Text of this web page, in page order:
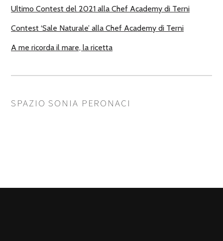
Ultimo Contest del 2021 alla Chef Academy di Terni
Contest ‘Sale Naturale’ alla Chef Academy di Terni
A me ricorda il mare, la ricetta
SPAZIO SONIA PERONACI